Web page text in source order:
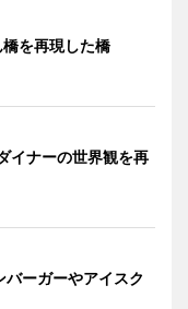
を再現した橋
イナーの世界観を再
ーガーやアイスク